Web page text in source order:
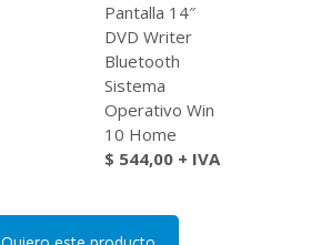
Pantalla 14″
DVD Writer
Bluetooth
Sistema
Operativo Win
10 Home
$ 544,00 + IVA